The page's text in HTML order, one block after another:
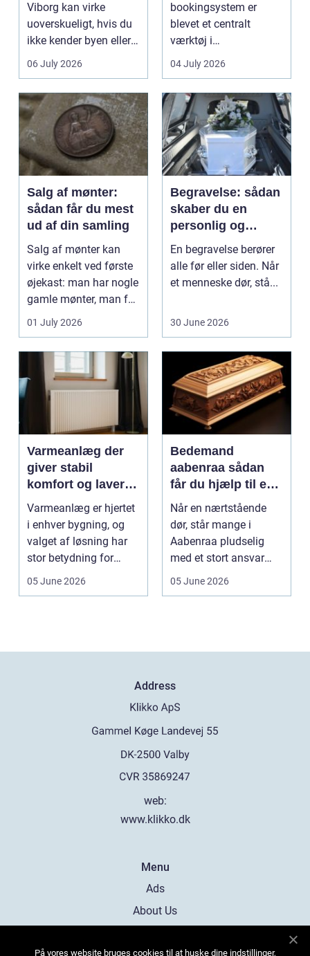
Viborg kan virke
uoverskueligt, hvis du
ikke kender byen eller
det lokale...
06 July 2026
bookingsystem er
blevet et centralt
værktøj i
sundhedssektoren.
Klinikker, praksis og
beh...
04 July 2026
Salg af mønter:
sådan får du mest
ud af din samling
Salg af mønter kan
virke enkelt ved første
øjekast: man har nogle
gamle mønter, man får
dem vurderet...
01 July 2026
Begravelse: sådan
skaber du en
personlig og
respektfuld afsked
En begravelse berører
alle før eller siden. Når
et menneske dør, stå...
30 June 2026
Varmeanlæg der
giver stabil
komfort og lavere
energiregning
Varmeanlæg er hjertet
i enhver bygning, og
valget af løsning har
stor betydning for
b&a...
05 June 2026
Bedemand
aabenraa sådan
får du hjælp til en
værdig afsked
Når en nærtstående
dør, står mange i
Aabenraa pludselig
med et stort ansvar
midt i sorgen.
05 June 2026
Address
web:
www.klikko.dk
Menu
Ads
About Us
På vores website bruges cookies til at huske dine indstillinger,